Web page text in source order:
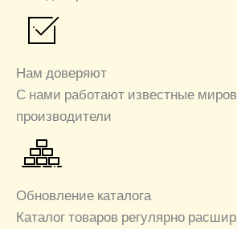
Нам доверяют
С нами работают известные
производители
Обновление каталога
Каталог товаров регулярно